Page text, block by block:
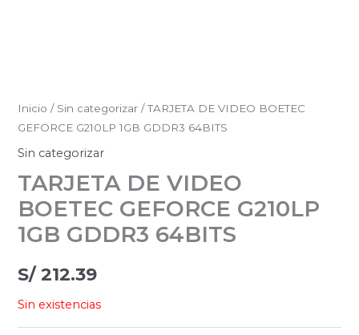
Inicio / Sin categorizar / TARJETA DE VIDEO BOETEC
GEFORCE G210LP 1GB GDDR3 64BITS
Sin categorizar
TARJETA DE VIDEO
BOETEC GEFORCE G210LP
1GB GDDR3 64BITS
S/ 212.39
Sin existencias